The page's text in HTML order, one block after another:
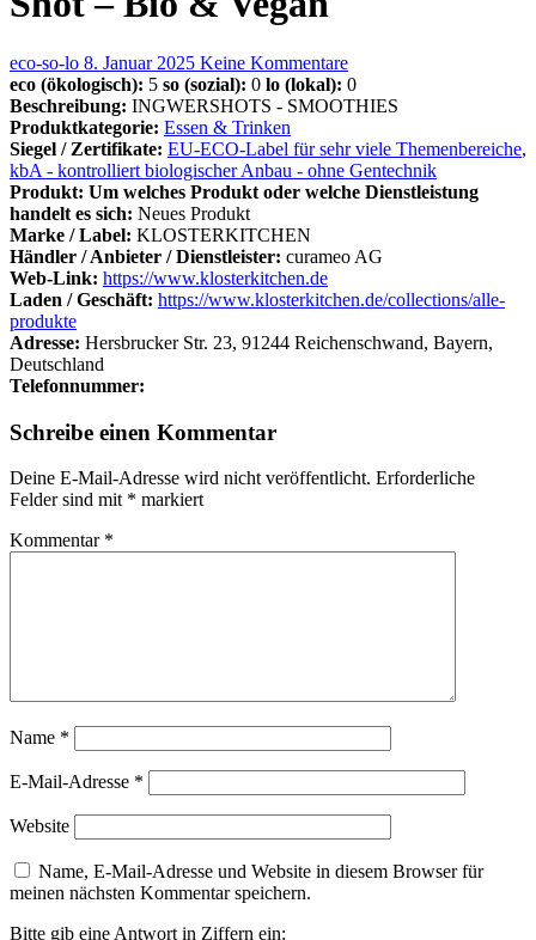
eco-so-lo 8. Januar 2025 Keine Kommentare
eco (ökologisch): 5 so (sozial): 0 lo (lokal): 0
Beschreibung: INGWERSHOTS - SMOOTHIES
Produktkategorie: Essen & Trinken
Siegel / Zertifikate: EU-ECO-Label für sehr viele Themenbereiche,
kbA - kontrolliert biologischer Anbau - ohne Gentechnik
Produkt: Um welches Produkt oder welche Dienstleistung
handelt es sich: Neues Produkt
Marke / Label: KLOSTERKITCHEN
Händler / Anbieter / Dienstleister: curameo AG
Web-Link: https://www.klosterkitchen.de
Laden / Geschäft: https://www.klosterkitchen.de/collections/alle-
produkte
Adresse: Hersbrucker Str. 23, 91244 Reichenschwand, Bayern,
Deutschland
Telefonnummer:
Schreibe einen Kommentar
Deine E-Mail-Adresse wird nicht veröffentlicht. Erforderliche
Felder sind mit * markiert
Kommentar *
Name *
E-Mail-Adresse *
Website
Name, E-Mail-Adresse und Website in diesem Browser für
meinen nächsten Kommentar speichern.
Bitte gib eine Antwort in Ziffern ein: